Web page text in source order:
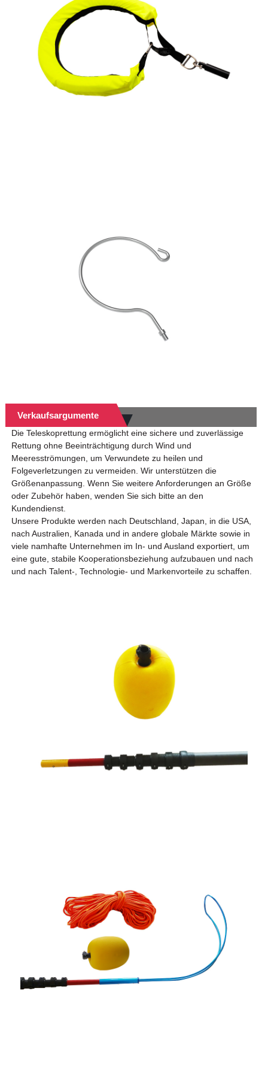
Verkaufsargumente
Die Teleskoprettung ermöglicht eine sichere und zuverlässige
Rettung ohne Beeinträchtigung durch Wind und
Meeresströmungen, um Verwundete zu heilen und
Folgeverletzungen zu vermeiden. Wir unterstützen die
Größenanpassung. Wenn Sie weitere Anforderungen an Größe
oder Zubehör haben, wenden Sie sich bitte an den
Kundendienst.
Unsere Produkte werden nach Deutschland, Japan, in die USA,
nach Australien, Kanada und in andere globale Märkte sowie in
viele namhafte Unternehmen im In- und Ausland exportiert, um
eine gute, stabile Kooperationsbeziehung aufzubauen und nach
und nach Talent-, Technologie- und Markenvorteile zu schaffen.